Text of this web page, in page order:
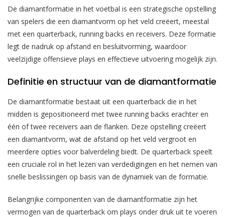
De diamantformatie in het voetbal is een strategische opstelling
van spelers die een diamantvorm op het veld creëert, meestal
met een quarterback, running backs en receivers. Deze formatie
legt de nadruk op afstand en besluitvorming, waardoor
veelzijdige offensieve plays en effectieve uitvoering mogelijk zijn.
Definitie en structuur van de diamantformatie
De diamantformatie bestaat uit een quarterback die in het
midden is gepositioneerd met twee running backs erachter en
één of twee receivers aan de flanken. Deze opstelling creëert
een diamantvorm, wat de afstand op het veld vergroot en
meerdere opties voor balverdeling biedt. De quarterback speelt
een cruciale rol in het lezen van verdedigingen en het nemen van
snelle beslissingen op basis van de dynamiek van de formatie.
Belangrijke componenten van de diamantformatie zijn het
vermogen van de quarterback om plays onder druk uit te voeren